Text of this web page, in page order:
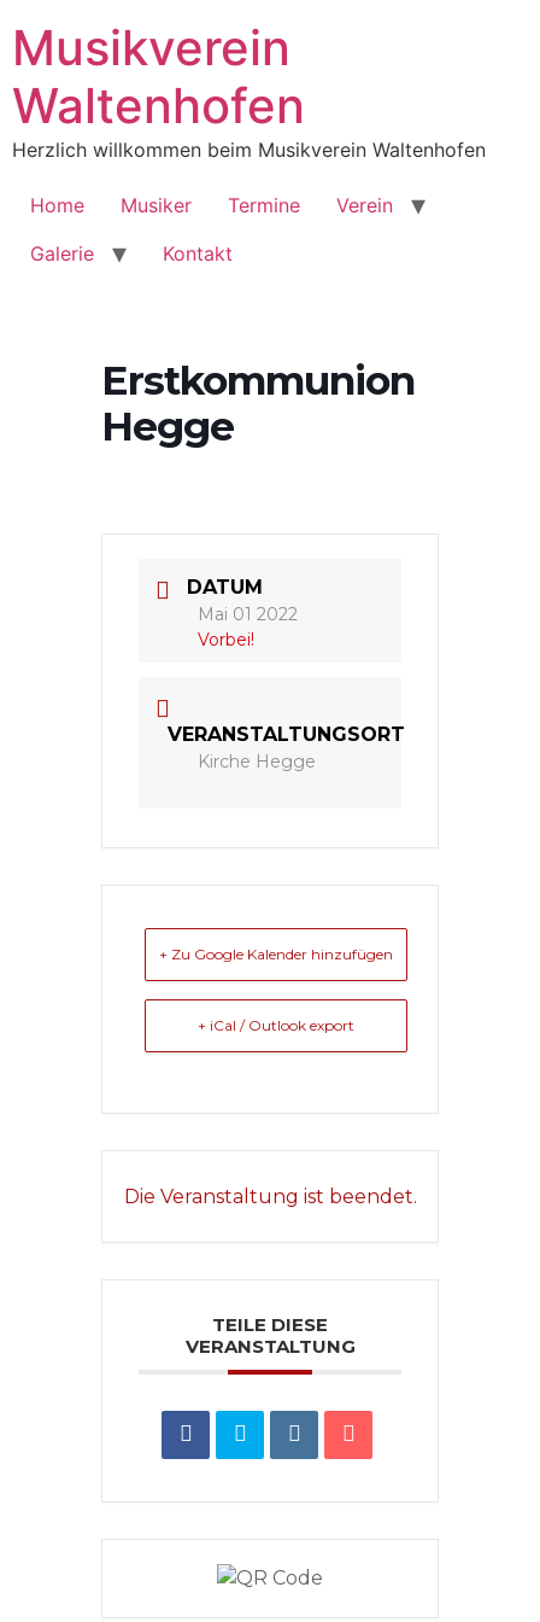
Musikverein
Waltenhofen
Herzlich willkommen beim Musikverein Waltenhofen
Home Musiker Termine
Verein
Galerie
Kontakt
Erstkommunion
Hegge
DATUM
Mai 01 2022
Vorbei!
VERANSTALTUNGSORT
Kirche Hegge
+ Zu Google Kalender hinzufügen
+ iCal / Outlook export
Die Veranstaltung ist beendet.
TEILE DIESE
VERANSTALTUNG